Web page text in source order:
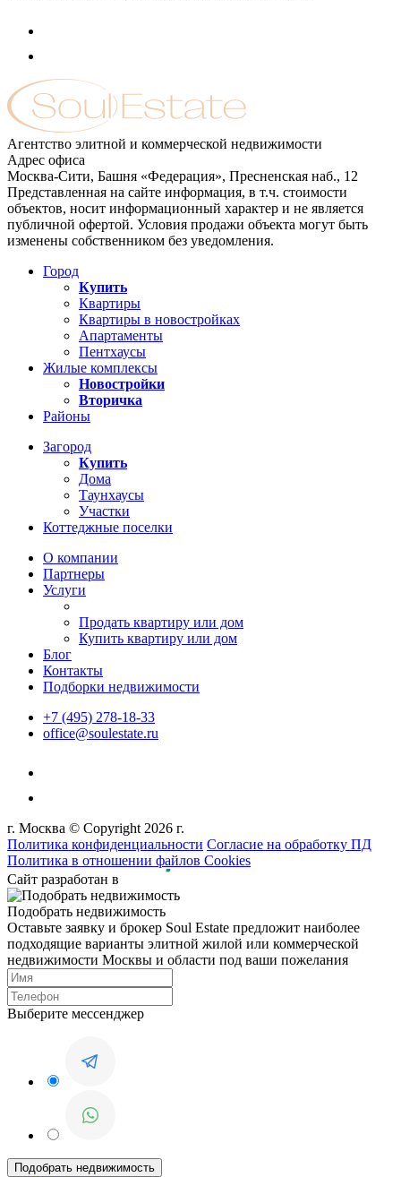
Агентство элитной и коммерческой недвижимости
Адрес офиса
Москва-Сити, Башня «Федерация», Пресненская наб., 12
Представленная на сайте информация, в т.ч. стоимости
объектов, носит информационный характер и не является
публичной офертой. Условия продажи объекта могут быть
изменены собственником без уведомления.
Город
Купить
Квартиры
Квартиры в новостройках
Апартаменты
Пентхаусы
Жилые комплексы
Новостройки
Вторичка
Районы
Загород
Купить
Дома
Таунхаусы
Участки
Коттеджные поселки
О компании
Партнеры
Услуги
Продать квартиру или дом
Купить квартиру или дом
Блог
Контакты
Подборки недвижимости
+7 (495) 278-18-33
office@soulestate.ru
г. Москва © Copyright 2026 г.
Политика конфиденциальности Согласие на обработку ПД
Политика в отношении файлов Cookies
Сайт разработан в
Подобрать недвижимость
Оставьте заявку и брокер Soul Estate предложит наиболее
подходящие варианты элитной жилой или коммерческой
недвижимости Москвы и области под ваши пожелания
Выберите мессенджер